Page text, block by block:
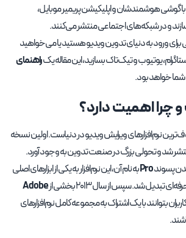
گوشی هوشمندشان و اپلیکیشن پریمیر موبایل،
و در شبکه‌های اجتماعی منتشر می‌کنند.
برای ورود به دنیای تدوین ویدیو هستید یا می‌خواهید
یوتیوب و تیک‌تاک بسازید، این مقاله یکراهنمای
شما خواهد بود.
چرا اهمیت دارد؟
نرم‌افزارهای ویرایش ویدیو در دنیاست. اولین نسخه
Proبه نام آن، این نرم‌افزار به یکی از ابزارهای اصلی
تبدیل شد. سپس از سال ۲۰۱۳ بخشی از
Adobe
بتوانند با یک اشتراک به مجموعه کامل نرم‌افزارهای